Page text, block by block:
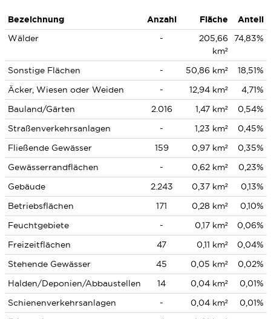
Bezeichnung Anzahl Fläche
Anteil
Wälder
-
205,66
km²
74,83%
Sonstige Flächen - 50,86 km²
18,51%
Äcker, Wiesen oder Weiden
- 12,94 km²
4,71%
Bauland/Gärten
2.016 1,47 km²
0,54%
Straßenverkehrsanlagen
- 1,23 km²
0,45%
Fließende Gewässer
159 0,97 km²
0,35%
Gewässerrandflächen
- 0,62 km²
0,23%
Gebäude
2.243 0,37 km²
0,13%
Betriebsflächen
171 0,28 km²
0,10%
Feuchtgebiete
- 0,17 km²
0,06%
Freizeitflächen
47 0,11 km²
0,04%
Stehende Gewässer
45 0,05 km²
0,02%
Halden/Deponien/Abbaustellen
14 0,04 km²
0,01%
Schienenverkehrsanlagen
- 0,04 km²
0,01%